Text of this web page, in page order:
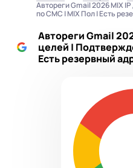
Автореги Gmail 2026 MIX
по СМС | MIX Пол | Есть
Автореги Gmail
целей |
Есть резервный